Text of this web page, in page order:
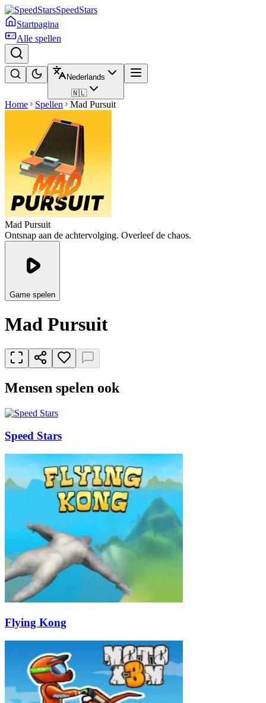
SpeedStars
Startpagina
Alle spellen
Nederlands
🇳🇱
Home Spellen Mad Pursuit
Mad Pursuit
Ontsnap aan de achtervolging. Overleef de chaos.
Game spelen
Mad Pursuit
Mensen spelen ook
Speed Stars
Flying Kong